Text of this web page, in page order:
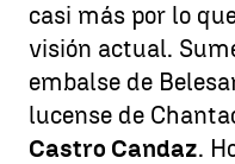
casi más por lo
visión actual.
embalse de
lucense de
Castro Candaz.